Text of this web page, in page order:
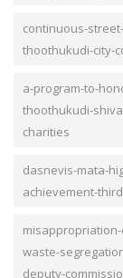
continuous-
thoothukudi-city-
a-program-to-
thoothukudi-
charities
dasnevis-mata-
achievement-
waste-
deputy-